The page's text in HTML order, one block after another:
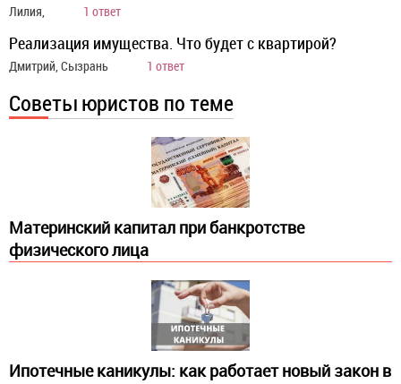
Лилия, 1 ответ
Реализация имущества. Что будет с квартирой?
Дмитрий, Сызрань 1 ответ
Советы юристов по теме
Материнский капитал при банкротстве
физического лица
Ипотечные каникулы: как работает новый закон в